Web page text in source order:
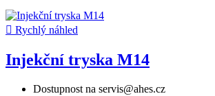
 Rychlý náhled
Injekční tryska M14
Dostupnost na servis@ahes.cz